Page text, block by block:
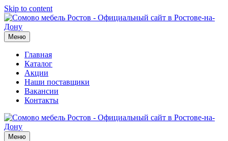
Skip to content
Меню
Главная
Каталог
Акции
Наши поставщики
Вакансии
Контакты
Меню